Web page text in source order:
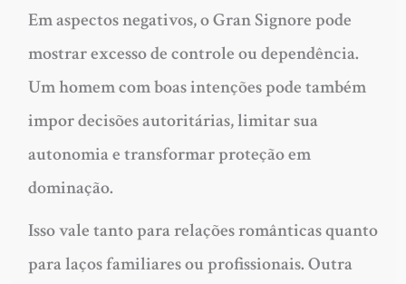
Em aspectos negativos, o Gran Signore pode
mostrar excesso de controle ou dependência.
Um homem com boas intenções pode também
impor decisões autoritárias, limitar sua
autonomia e transformar proteção em
dominação.
Isso vale tanto para relações românticas quanto
para laços familiares ou profissionais. Outra